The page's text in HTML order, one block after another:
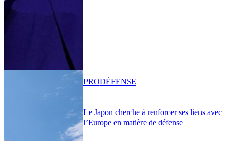
Le Japon cherche à renforcer ses liens avec
l’Europe en matière de défense
PRODÉFENSE